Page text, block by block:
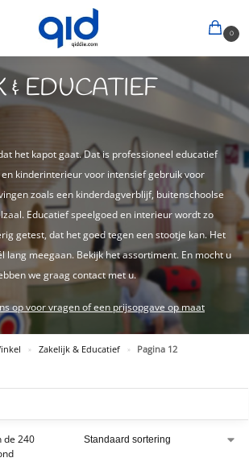
0
& EDUCATIEF
het kapot gaat. Dat is professioneel educatief
kinderinterieur voor intensief gebruik voor
zoals een kinderdagverblijf, buitenschoolse
Educatief speelgoed en interieur wordt zo
getest, dat het goed tegen een stootje kan. Het
lang meegaan. Bekijk het assortiment. En mocht u
we graag contact met u.
op voor vragen of een prijsopgave op maat
» Zakelijk & Educatief » Pagina 12
de 240